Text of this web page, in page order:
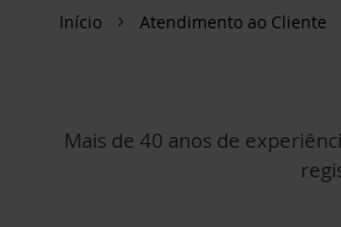
Início Atendimento ao Cliente
Mais de 40 anos de